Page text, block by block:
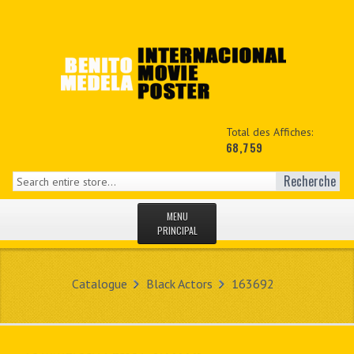
Total des Affiches:
68,759
Recherche
MENU
PRINCIPAL
MON COPTE
Catalogue Black Actors 163692